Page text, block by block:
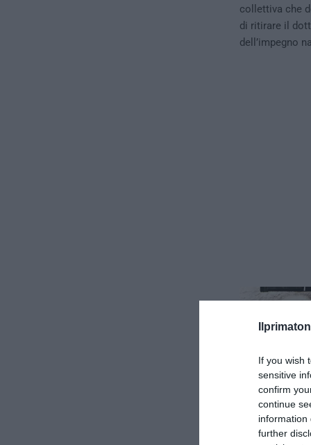
If you wish
sensitive
confirm
continue
information
further
collettiva che
di ritirare il
dell’impegno